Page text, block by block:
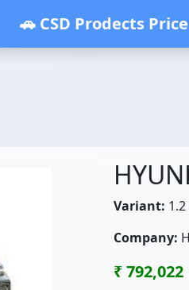
🚗 CSD Prodects Price
Variant: 1.2
Company:
₹ 792,022